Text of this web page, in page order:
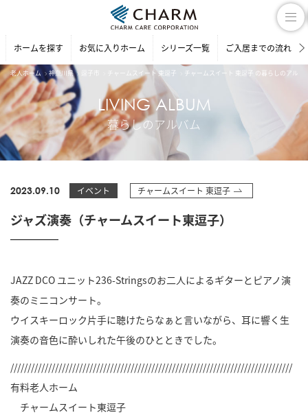
ホームを探す お気に入りホーム シリーズ一覧 ご入居までの流れ
老人ホーム 神奈川県 逗子市 チャームスイート 東逗子 チャームスイート 東逗子 の暮らしのアルバ
LIVING ALBUM
暮らしのアルバム
2023.09.10 イベント チャームスイート 東逗子
ジャズ演奏（チャームスイート東逗子）
JAZZ DCO ユニット236-Stringsのお二人によるギターとピアノ演
奏のミニコンサート。
ウイスキーロック片手に聴けたらなぁと言いながら、耳に響く生
演奏の音色に酔いしれた午後のひとときでした。
//////////////////////////////////////////////////////////////////////////////////
有料老人ホーム
チャームスイート東逗子